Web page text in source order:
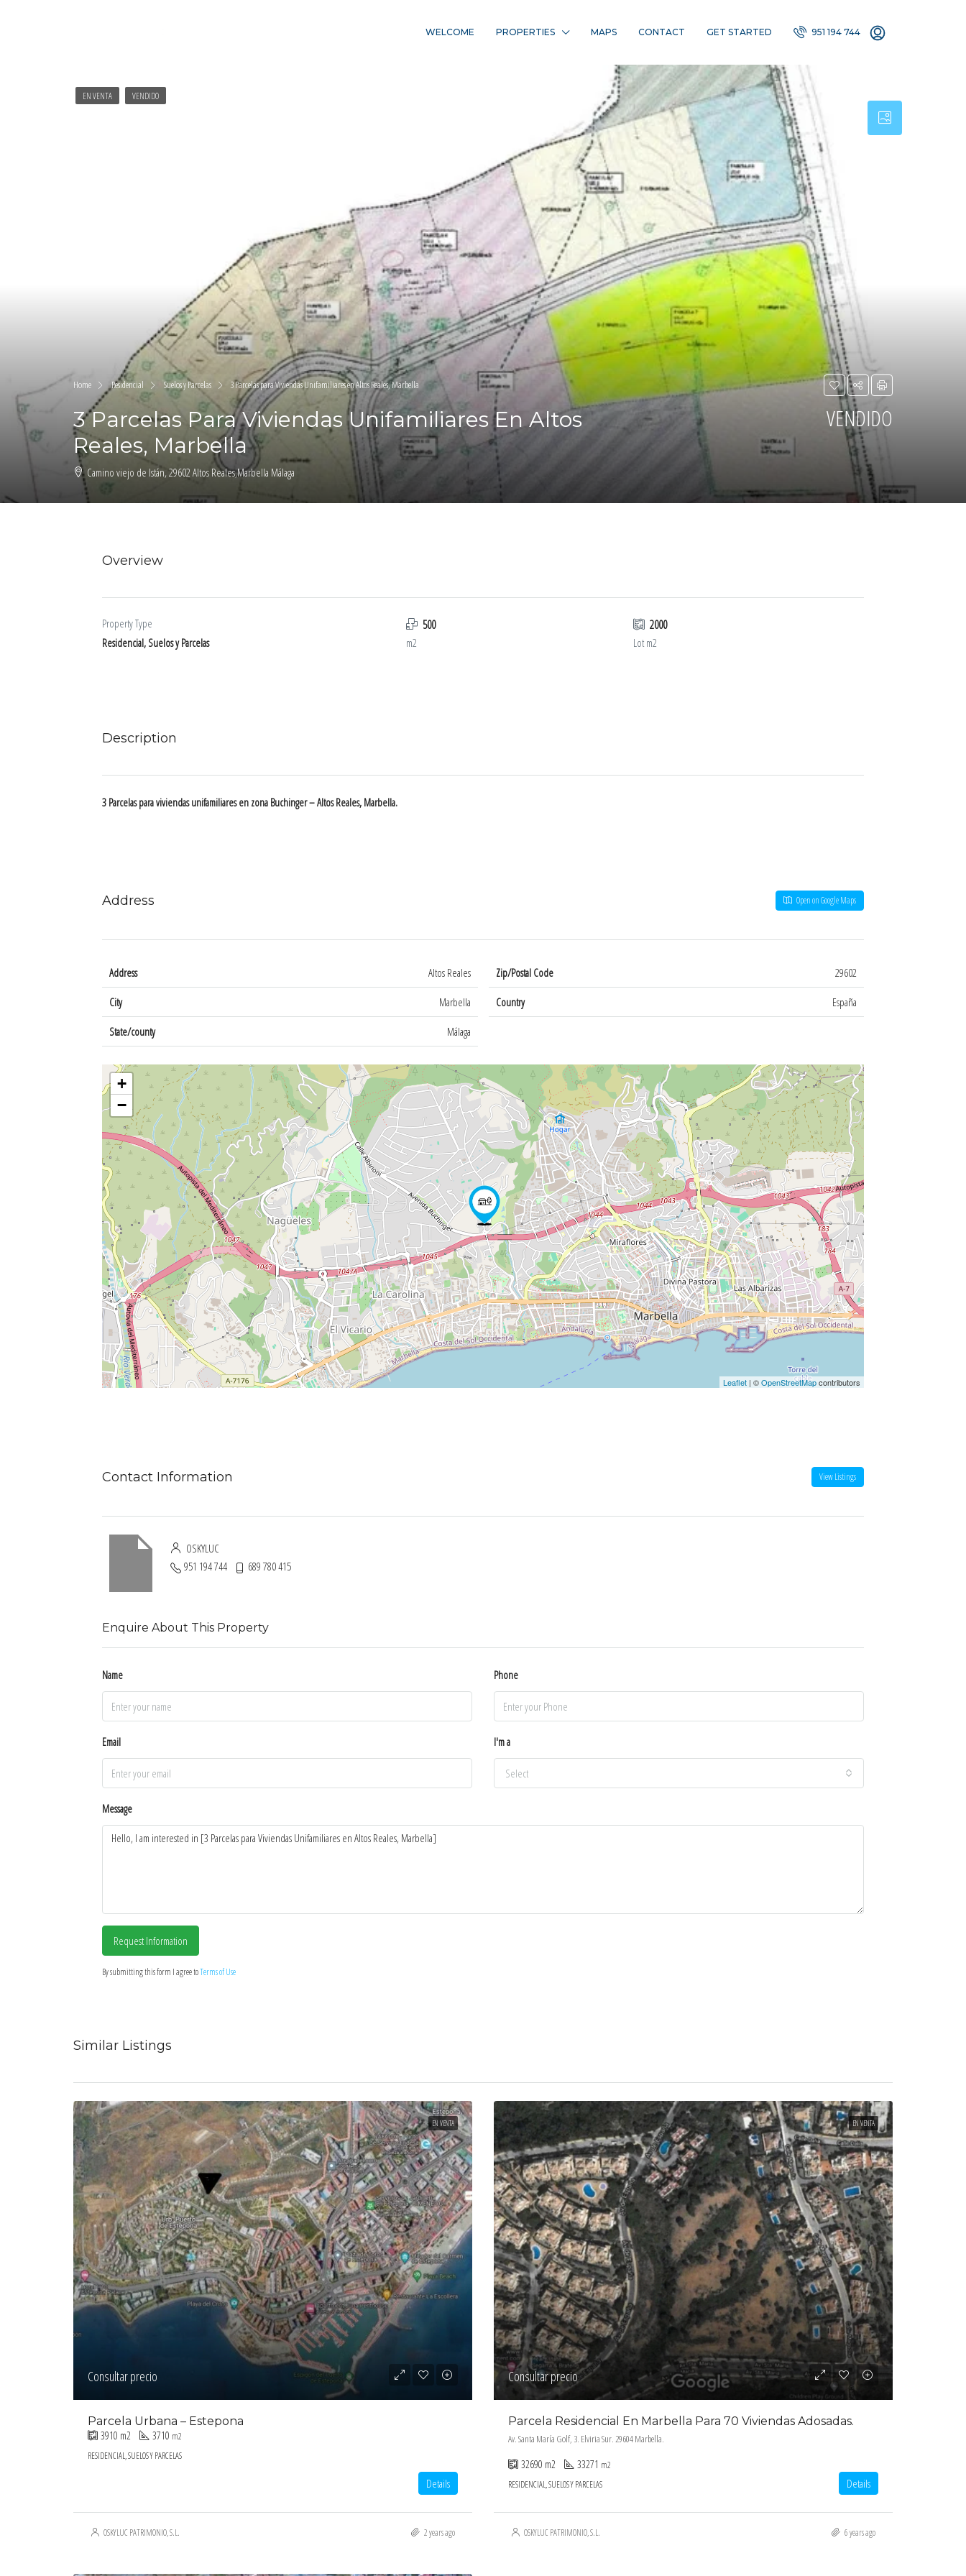
WELCOME PROPERTIES MAPS CONTACT GET STARTED 951 194 744
EN VENTA VENDIDO
Home Residencial Suelos y Parcelas 3 Parcelas para Viviendas Unifamiliares en Altos Reales, Marbella
3 Parcelas Para Viviendas Unifamiliares En Altos
Reales, Marbella
VENDIDO
Camino viejo de Istán, 29602 Altos Reales,Marbella Málaga
Overview
Property Type
Residencial, Suelos y Parcelas
500
m2
2000
Lot m2
Description
3 Parcelas para viviendas unifamiliares en zona Buchinger – Altos Reales, Marbella.
Address Open on Google Maps
Address Altos Reales
City Marbella
State/county Málaga
Zip/Postal Code 29602
Country España
+
−
Leaflet | ©OpenStreetMapcontributors
Contact Information View Listings
OSKYLUC
951 194 744
689 780 415
Enquire About This Property
Name Phone
Email I'm a
Select
Message
Request Information
By submitting this form I agree toTerms of Use
Similar Listings
EN VENTA
Consultar precio
Parcela Urbana – Estepona
3910 m2 3710 m2
RESIDENCIAL, SUELOS Y PARCELAS
Details
OSKYLUC PATRIMONIO, S.L. 2 years ago
EN VENTA
Consultar precio
Parcela Residencial En Marbella Para 70 Viviendas Adosadas.
Av. Santa María Golf, 3. Elviria Sur. 29604 Marbella.
32690 m2 33271 m2
RESIDENCIAL, SUELOS Y PARCELAS
Details
OSKYLUC PATRIMONIO, S.L. 6 years ago